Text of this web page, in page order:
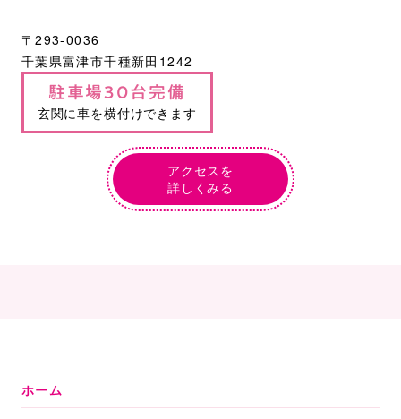
〒293-0036
千葉県富津市千種新田1242
駐車場30台完備
玄関に車を横付けできます
アクセスを
詳しくみる
ホーム